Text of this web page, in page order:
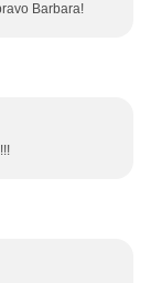
Barbara!